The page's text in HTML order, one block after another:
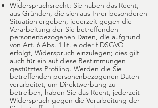
Widerspruchsrecht: Sie haben das Recht,
aus Gründen, die sich aus Ihrer besonderen
Situation ergeben, jederzeit gegen die
Verarbeitung der Sie betreffenden
personenbezogenen Daten, die aufgrund
von Art. 6 Abs. 1 lit. e oder f DSGVO
erfolgt, Widerspruch einzulegen; dies gilt
auch für ein auf diese Bestimmungen
gestütztes Profiling. Werden die Sie
betreffenden personenbezogenen Daten
verarbeitet, um Direktwerbung zu
betreiben, haben Sie das Recht, jederzeit
Widerspruch gegen die Verarbeitung der